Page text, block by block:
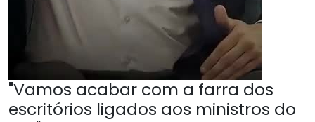
"Vamos acabar com a farra dos
escritórios ligados aos ministros do